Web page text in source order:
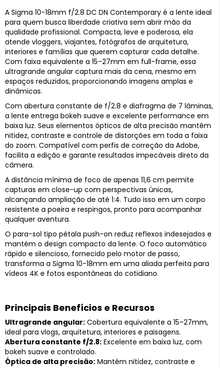
A Sigma 10-18mm f/2.8 DC DN Contemporary é a lente ideal
para quem busca liberdade criativa sem abrir mão da
qualidade profissional. Compacta, leve e poderosa, ela
atende vloggers, viajantes, fotógrafos de arquitetura,
interiores e famílias que querem capturar cada detalhe.
Com faixa equivalente a 15–27mm em full-frame, essa
ultragrande angular captura mais da cena, mesmo em
espaços reduzidos, proporcionando imagens amplas e
dinâmicas.
Com abertura constante de f/2.8 e diafragma de 7 lâminas,
a lente entrega bokeh suave e excelente performance em
baixa luz. Seus elementos ópticos de alta precisão mantêm
nitidez, contraste e controle de distorções em toda a faixa
do zoom. Compatível com perfis de correção da Adobe,
facilita a edição e garante resultados impecáveis direto da
câmera.
A distância mínima de foco de apenas 11,6 cm permite
capturas em close-up com perspectivas únicas,
alcançando ampliação de até 1:4. Tudo isso em um corpo
resistente a poeira e respingos, pronto para acompanhar
qualquer aventura.
O para-sol tipo pétala push-on reduz reflexos indesejados e
mantém o design compacto da lente. O foco automático
rápido e silencioso, fornecido pelo motor de passo,
transforma a Sigma 10-18mm em uma aliada perfeita para
vídeos 4K e fotos espontâneas do cotidiano.
Principais Benefícios e Recursos
Ultragrande angular: Cobertura equivalente a 15–27mm,
ideal para vlogs, arquitetura, interiores e paisagens.
Abertura constante f/2.8: Excelente em baixa luz, com
bokeh suave e controlado.
Óptica de alta precisão: Mantém nitidez, contraste e